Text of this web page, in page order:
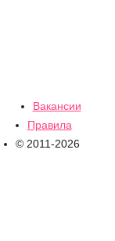
Вакансии
Правила
© 2011-2026